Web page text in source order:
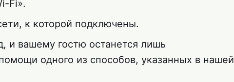
Fi».
к которой подключены.
и вашему гостю останется лишь
одного из способов, указанных в нашей